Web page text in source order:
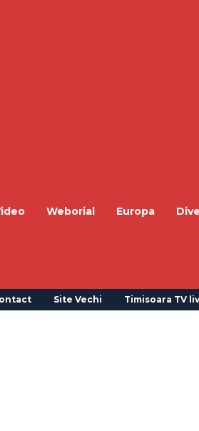
Weborial Europa
Site Vechi Timisoara TV